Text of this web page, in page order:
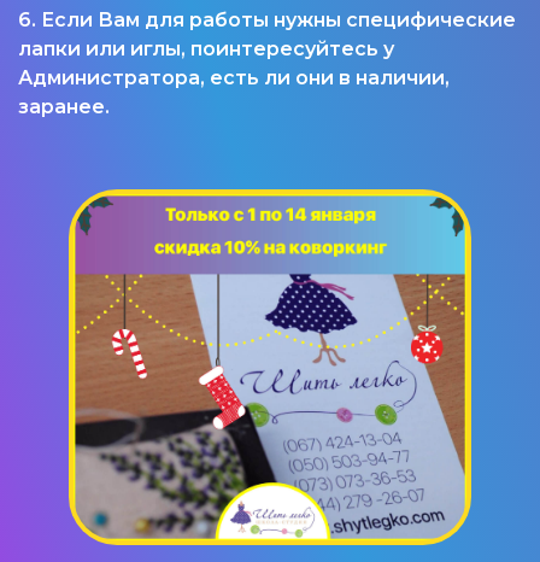
6. Если Вам для работы нужны специфические
лапки или иглы, поинтересуйтесь у
Администратора, есть ли они в наличии,
заранее.